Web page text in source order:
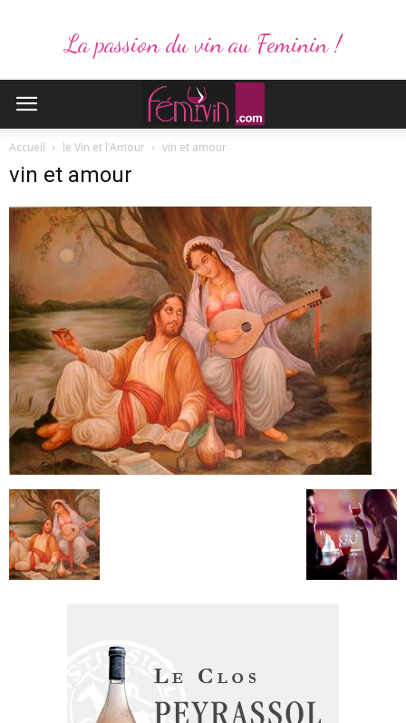
La passion du vin au Feminin !
Accueil le Vin et l’Amour vin et amour
vin et amour